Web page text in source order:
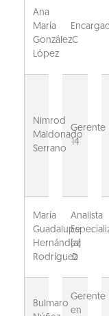
Ana
María
González
López
C
Nimrod
Maldonado
Serrano
Gerente
14
María
Guadalupe
Hernández
Rodríguez
Analista
(a)
D
Bulmaro
Gerente
en